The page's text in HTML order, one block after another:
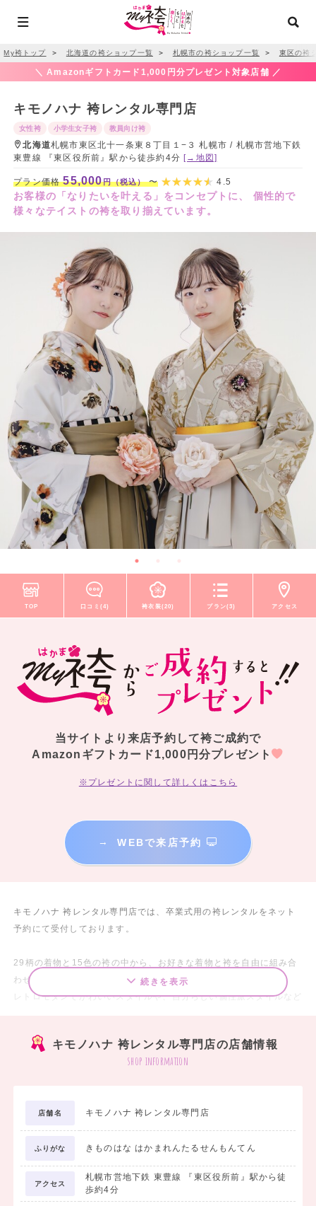
My袴トップ ＞ 北海道の袴ショップ一覧 ＞ 札幌市の袴ショップ一覧 ＞ 東区の袴
＼ Amazonギフトカード1,000円分プレゼント対象店舗 ／
キモノハナ 袴レンタル専門店
女性袴 小学生女子袴 教員向け袴
北海道札幌市東区北十一条東８丁目１−３ 札幌市 / 札幌市営地下鉄
東豊線 『東区役所前』駅から徒歩約4分[→地図]
プラン価格55,000円（税込）〜 4.5
お客様の「なりたいを叶える」をコンセプトに、 個性的で
様々なテイストの袴を取り揃えています。
TOP 口コミ(4) 袴衣装(20) プラン(3) アクセス
当サイトより来店予約して袴ご成約で
Amazonギフトカード1,000円分プレゼント
※プレゼントに関して詳しくはこちら
→ WEBで来店予約
キモノハナ 袴レンタル専門店では、卒業式用の袴レンタルをネット
予約にて受付しております。
29柄の着物と15色の袴の中から、お好きな着物と袴を自由に組み合
わせることが出来ます。
レトロモダンでかわいいスタイルや、自分らしい個性派スタイルなど
袴のご試着は、提携スタジオ『ルシェルフォト札幌』内にて可能で
なお、ご成約者様限定で着付けセットも付いた卒業式写真前撮りサー
ビスもあります。
周りの人とは違う自分だけの袴スタイルで、素敵な卒業式の思い出を
作りましょう。
続きを表示
キモノハナ 袴レンタル専門店の店舗情報
shop information
店舗名 キモノハナ 袴レンタル専門店
ふりがな きものはな はかまれんたるせんもんてん
アクセス
札幌市営地下鉄 東豊線 『東区役所前』駅から徒
歩約4分